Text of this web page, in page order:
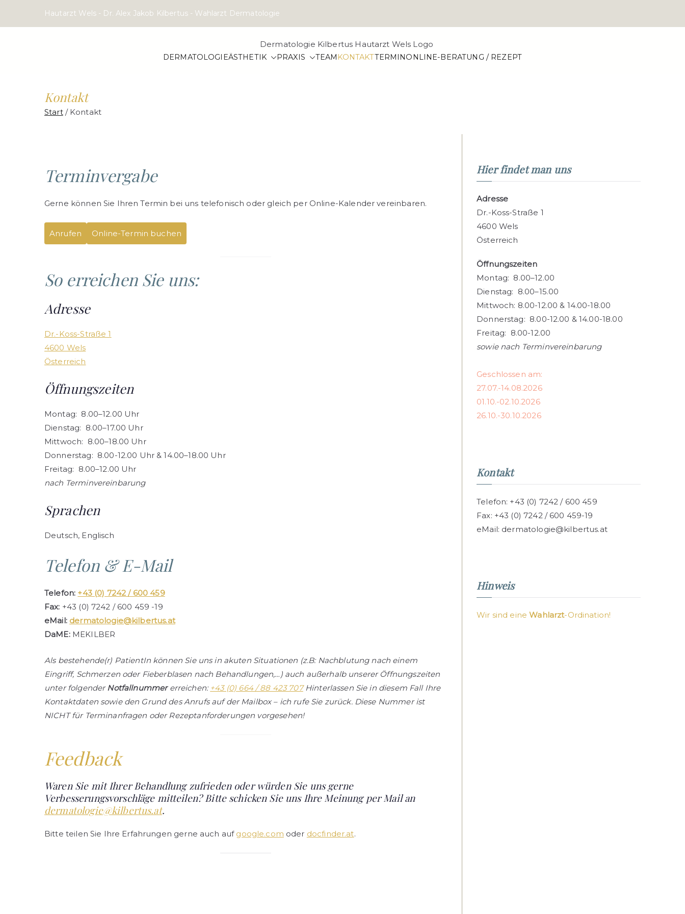
Hautarzt Wels - Dr. Alex Jakob Kilbertus - Wahlarzt Dermatologie
DERMATOLOGIE KILBERTUS
Dr. Alex Jakob Kilbertus - Facharzt für Haut und
DERMATOLOGIEÄSTHETIK PRAXIS TEAM KONTAKTTERMINONLINE-BERATUNG / REZEPT
Kontakt
Start Kontakt
Terminvergabe
Gerne können Sie Ihren Termin bei uns telefonisch oder gleich per Online-Kalender vereinbaren.
Anrufen Online-Termin buchen
So erreichen Sie uns:
Adresse
Dr.-Koss-Straße 1
4600 Wels
Österreich
Öffnungszeiten
Montag: 8.00–12.00 Uhr
Dienstag: 8.00–17.00 Uhr
Mittwoch: 8.00–18.00 Uhr
Donnerstag: 8.00-12.00 Uhr & 14.00–18.00 Uhr
Freitag: 8.00–12.00 Uhr
nach Terminvereinbarung
Sprachen
Deutsch, Englisch
Telefon & E-Mail
Telefon: +43 (0) 7242 / 600 459
Fax: +43 (0) 7242 / 600 459 -19
eMail: dermatologie@kilbertus.at
DaME:MEKILBER
Als bestehende(r) PatientIn können Sie uns in akuten Situationen (z.B: Nachblutung nach einem
Eingriff, Schmerzen oder Fieberblasen nach Behandlungen,…)auch außerhalb unserer Öffnungszeiten
unter folgender Notfallnummererreichen: +43 (0) 664 / 88 423 707Hinterlassen Sie in diesem Fall Ihre
Kontaktdaten sowie den Grund des Anrufs auf der Mailbox – ich rufe Sie zurück. Diese Nummer ist
NICHT für Terminanfragen oder Rezeptanforderungen vorgesehen!
Feedback
Waren Sie mit Ihrer Behandlung zufrieden oder würden Sie uns gerne
Verbesserungsvorschläge mitteilen? Bitte schicken Sie uns Ihre Meinung per Mail an
dermatologie@kilbertus.at.
Bitte teilen Sie Ihre Erfahrungen gerne auch auf google.com oder docfinder.at.
Hier findet man uns
Adresse
Dr.-Koss-Straße 1
4600 Wels
Österreich
Öffnungszeiten
Montag: 8.00–12.00
Dienstag: 8.00–15.00
Mittwoch: 8.00-12.00 & 14.00-18.00
Donnerstag: 8.00-12.00 & 14.00-18.00
Freitag: 8.00-12.00
sowie nach Terminvereinbarung
Geschlossen am:
27.07.-14.08.2026
01.10.-02.10.2026
26.10.-30.10.2026
Kontakt
Telefon: +43 (0) 7242 / 600 459
Fax: +43 (0) 7242 / 600 459-19
eMail: dermatologie@kilbertus.at
Hinweis
Wir sind eineWahlarzt-Ordination!